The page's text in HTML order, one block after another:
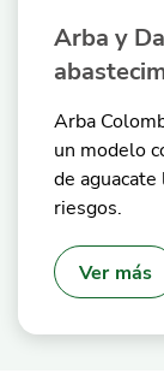
Arba y
Arba
un modelo
de
riesgos.
Ver más